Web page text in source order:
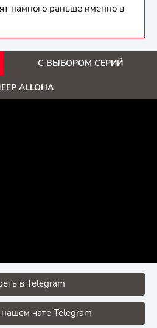
намного раньше именно в
С ВЫБОРОМ СЕРИЙ
ALLOHA
в Telegram
чате Telegram